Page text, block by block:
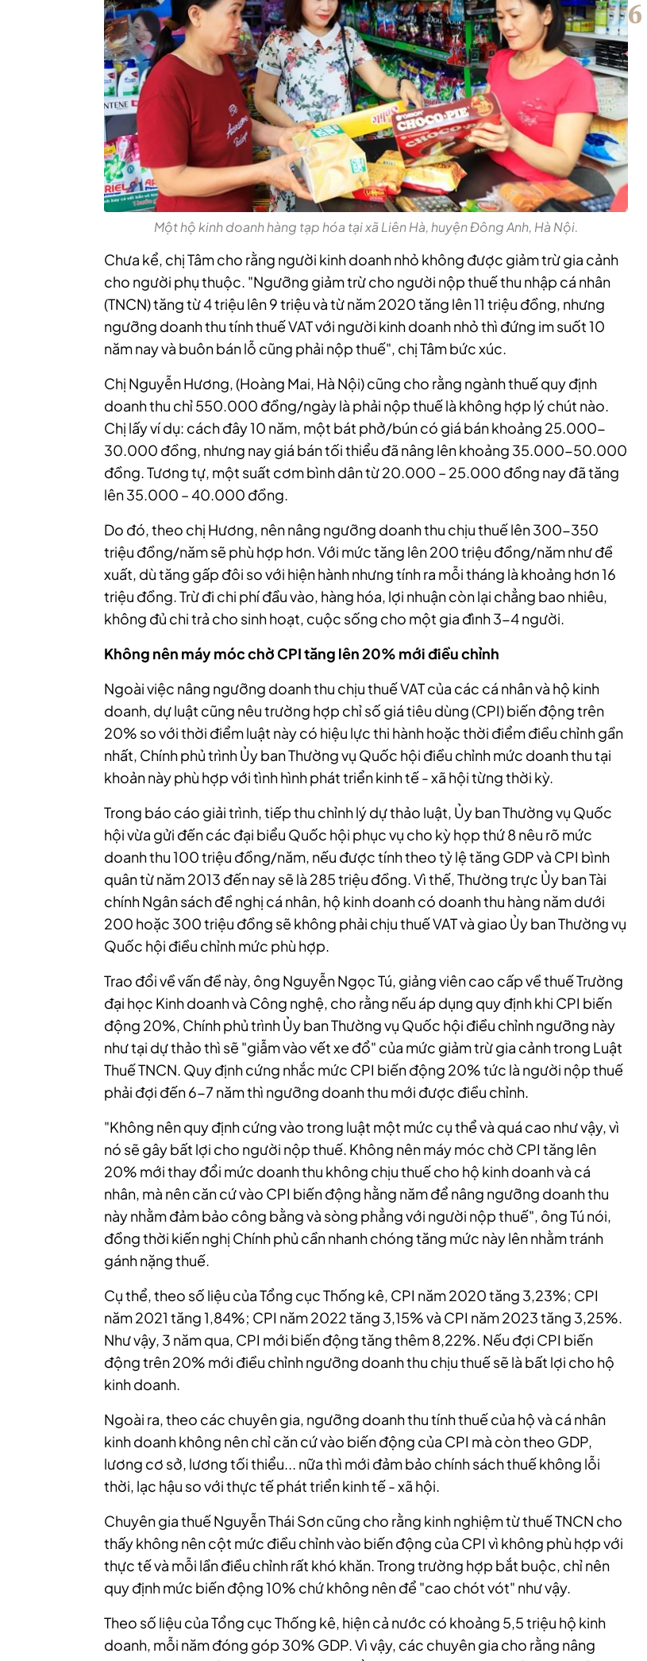
Một hộ kinh doanh hàng tạp hóa tại xã Liên Hà, huyện Đông Anh, Hà Nội.
Chưa kể, chị Tâm cho rằng người kinh doanh nhỏ không được giảm trừ gia cảnh
cho người phụ thuộc. "Ngưỡng giảm trừ cho người nộp thuế thu nhập cá nhân
(TNCN) tăng từ 4 triệu lên 9 triệu và từ năm 2020 tăng lên 11 triệu đồng, nhưng
ngưỡng doanh thu tính thuế VAT với người kinh doanh nhỏ thì đứng im suốt 10
năm nay và buôn bán lỗ cũng phải nộp thuế", chị Tâm bức xúc.
Chị Nguyễn Hương, (Hoàng Mai, Hà Nội) cũng cho rằng ngành thuế quy định
doanh thu chỉ 550.000 đồng/ngày là phải nộp thuế là không hợp lý chút nào.
Chị lấy ví dụ: cách đây 10 năm, một bát phở/bún có giá bán khoảng 25.000-
30.000 đồng, nhưng nay giá bán tối thiểu đã nâng lên khoảng 35.000-50.000
đồng. Tương tự, một suất cơm bình dân từ 20.000 – 25.000 đồng nay đã tăng
lên 35.000 – 40.000 đồng.
Do đó, theo chị Hương, nên nâng ngưỡng doanh thu chịu thuế lên 300-350
triệu đồng/năm sẽ phù hợp hơn. Với mức tăng lên 200 triệu đồng/năm như đề
xuất, dù tăng gấp đôi so với hiện hành nhưng tính ra mỗi tháng là khoảng hơn 16
triệu đồng. Trừ đi chi phí đầu vào, hàng hóa, lợi nhuận còn lại chẳng bao nhiêu,
không đủ chi trả cho sinh hoạt, cuộc sống cho một gia đình 3-4 người.
Không nên máy móc chờ CPI tăng lên 20% mới điều chỉnh
Ngoài việc nâng ngưỡng doanh thu chịu thuế VAT của các cá nhân và hộ kinh
doanh, dự luật cũng nêu trường hợp chỉ số giá tiêu dùng (CPI) biến động trên
20% so với thời điểm luật này có hiệu lực thi hành hoặc thời điểm điều chỉnh gần
nhất, Chính phủ trình Ủy ban Thường vụ Quốc hội điều chỉnh mức doanh thu tại
khoản này phù hợp với tình hình phát triển kinh tế - xã hội từng thời kỳ.
Trong báo cáo giải trình, tiếp thu chỉnh lý dự thảo luật, Ủy ban Thường vụ Quốc
hội vừa gửi đến các đại biểu Quốc hội phục vụ cho kỳ họp thứ 8 nêu rõ mức
doanh thu 100 triệu đồng/năm, nếu được tính theo tỷ lệ tăng GDP và CPI bình
quân từ năm 2013 đến nay sẽ là 285 triệu đồng. Vì thế, Thường trực Ủy ban Tài
chính Ngân sách đề nghị cá nhân, hộ kinh doanh có doanh thu hàng năm dưới
200 hoặc 300 triệu đồng sẽ không phải chịu thuế VAT và giao Ủy ban Thường vụ
Quốc hội điều chỉnh mức phù hợp.
Trao đổi về vấn đề này, ông Nguyễn Ngọc Tú, giảng viên cao cấp về thuế Trường
đại học Kinh doanh và Công nghệ, cho rằng nếu áp dụng quy định khi CPI biến
động 20%, Chính phủ trình Ủy ban Thường vụ Quốc hội điều chỉnh ngưỡng này
như tại dự thảo thì sẽ "giẫm vào vết xe đổ" của mức giảm trừ gia cảnh trong Luật
Thuế TNCN. Quy định cứng nhắc mức CPI biến động 20% tức là người nộp thuế
phải đợi đến 6-7 năm thì ngưỡng doanh thu mới được điều chỉnh.
"Không nên quy định cứng vào trong luật một mức cụ thể và quá cao như vậy, vì
nó sẽ gây bất lợi cho người nộp thuế. Không nên máy móc chờ CPI tăng lên
20% mới thay đổi mức doanh thu không chịu thuế cho hộ kinh doanh và cá
nhân, mà nên căn cứ vào CPI biến động hằng năm để nâng ngưỡng doanh thu
này nhằm đảm bảo công bằng và sòng phẳng với người nộp thuế", ông Tú nói,
đồng thời kiến nghị Chính phủ cần nhanh chóng tăng mức này lên nhằm tránh
gánh nặng thuế.
Cụ thể, theo số liệu của Tổng cục Thống kê, CPI năm 2020 tăng 3,23%; CPI
năm 2021 tăng 1,84%; CPI năm 2022 tăng 3,15% và CPI năm 2023 tăng 3,25%.
Như vậy, 3 năm qua, CPI mới biến động tăng thêm 8,22%. Nếu đợi CPI biến
động trên 20% mới điều chỉnh ngưỡng doanh thu chịu thuế sẽ là bất lợi cho hộ
kinh doanh.
Ngoài ra, theo các chuyên gia, ngưỡng doanh thu tính thuế của hộ và cá nhân
kinh doanh không nên chỉ căn cứ vào biến động của CPI mà còn theo GDP,
lương cơ sở, lương tối thiểu... nữa thì mới đảm bảo chính sách thuế không lỗi
thời, lạc hậu so với thực tế phát triển kinh tế - xã hội.
Chuyên gia thuế Nguyễn Thái Sơn cũng cho rằng kinh nghiệm từ thuế TNCN cho
thấy không nên cột mức điều chỉnh vào biến động của CPI vì không phù hợp với
thực tế và mỗi lần điều chỉnh rất khó khăn. Trong trường hợp bắt buộc, chỉ nên
quy định mức biến động 10% chứ không nên để "cao chót vót" như vậy.
Theo số liệu của Tổng cục Thống kê, hiện cả nước có khoảng 5,5 triệu hộ kinh
doanh, mỗi năm đóng góp 30% GDP. Vì vậy, các chuyên gia cho rằng nâng
6